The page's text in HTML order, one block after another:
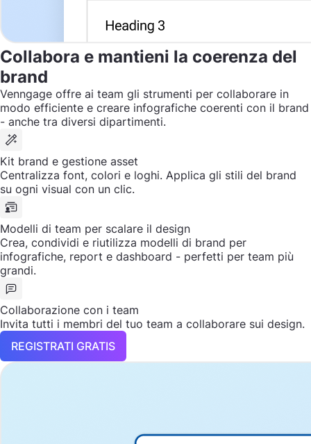
Collabora e mantieni la coerenza del
brand
Venngage offre ai team gli strumenti per collaborare in
modo efficiente e creare infografiche coerenti con il brand
- anche tra diversi dipartimenti.
Kit brand e gestione asset
Centralizza font, colori e loghi. Applica gli stili del brand
su ogni visual con un clic.
Modelli di team per scalare il design
Crea, condividi e riutilizza modelli di brand per
infografiche, report e dashboard - perfetti per team più
grandi.
Collaborazione con i team
Invita tutti i membri del tuo team a collaborare sui design.
REGISTRATI GRATIS